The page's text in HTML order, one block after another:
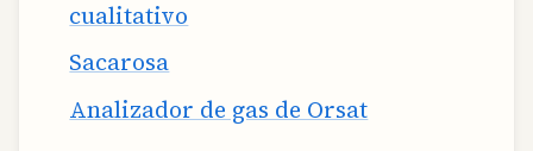
cualitativo
Sacarosa
Analizador de gas de Orsat